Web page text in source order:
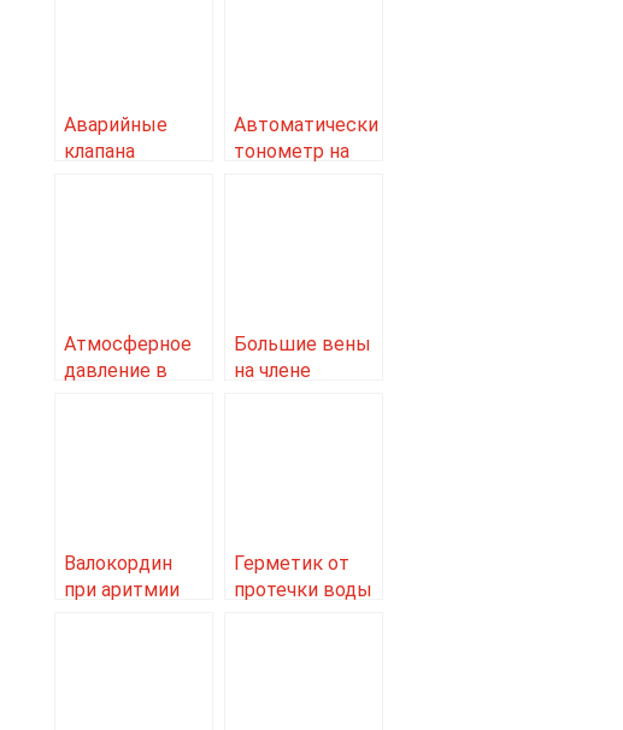
Аварийные
клапана
Автоматический
тонометр на
Атмосферное
давление в
Большие вены
на члене
Валокордин
при аритмии
Герметик от
протечки воды